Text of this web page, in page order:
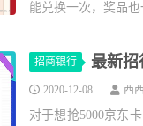
能兑换一次，奖品
招商银行 最新招
2020-12-08 西西
对于想抢5000京东